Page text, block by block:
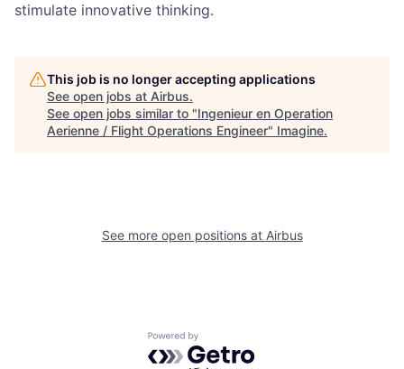
stimulate innovative thinking.
This job is no longer accepting applications
See open jobs at Airbus.
See open jobs similar to "Ingenieur en Operation
Aerienne / Flight Operations Engineer" Imagine.
See more open positions at Airbus
Powered by Getro.com